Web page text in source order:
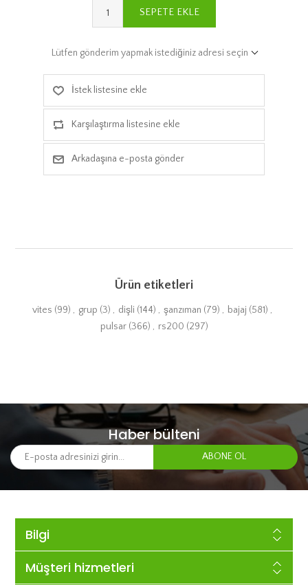
SEPETE EKLE
Lütfen gönderim yapmak istediğiniz adresi seçin
İstek listesine ekle
Karşılaştırma listesine ekle
Arkadaşına e-posta gönder
Ürün etiketleri
vites (99) , grup (3) , dişli (144) , şanzıman (79) , bajaj (581) ,
pulsar (366) , rs200 (297)
Haber bülteni
Bilgi
Müşteri hizmetleri